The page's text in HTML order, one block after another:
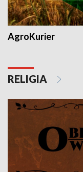
AgroKurier
RELIGIA